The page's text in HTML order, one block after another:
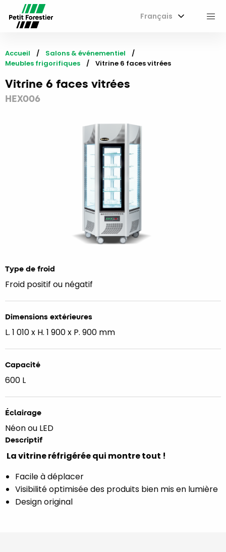
Français
Accueil
Salons & événementiel
Meubles frigorifiques
Current:
Vitrine 6 faces vitrées
Vitrine 6 faces vitrées
HEX006
Type de froid
Froid positif ou négatif
Dimensions extérieures
L. 1 010 x H. 1 900 x P. 900 mm
Capacité
600 L
Éclairage
Néon ou LED
Descriptif
La vitrine réfrigérée qui montre tout !
Facile à déplacer
Visibilité optimisée des produits bien mis en lumière
Design original